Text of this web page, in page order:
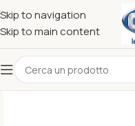
Skip to navigation
Skip to main content